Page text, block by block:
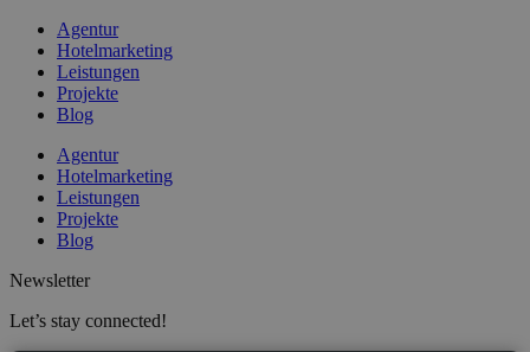
Agentur
Hotelmarketing
Leistungen
Projekte
Blog
Agentur
Hotelmarketing
Leistungen
Projekte
Blog
Newsletter
Let’s stay connected!